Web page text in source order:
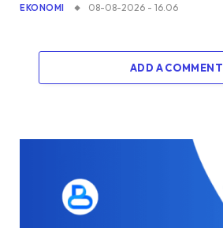
EKONOMI 08-08-2026 - 16.06
ADD A COMMENT